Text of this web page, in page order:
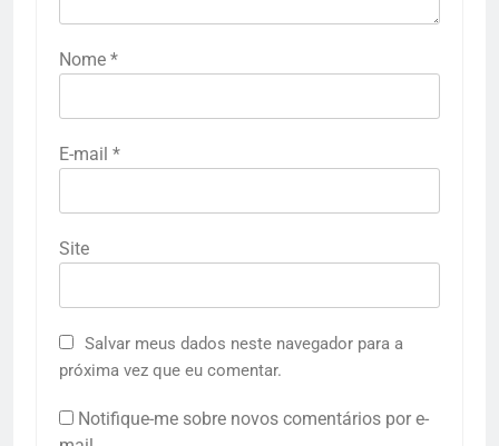
Nome *
E-mail *
Site
Salvar meus dados neste navegador para a
próxima vez que eu comentar.
Notifique-me sobre novos comentários por e-